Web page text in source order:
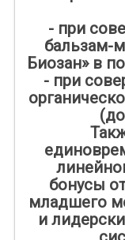
- при
бальзам-
Биозан» в
- при
бонусы
младшего
и